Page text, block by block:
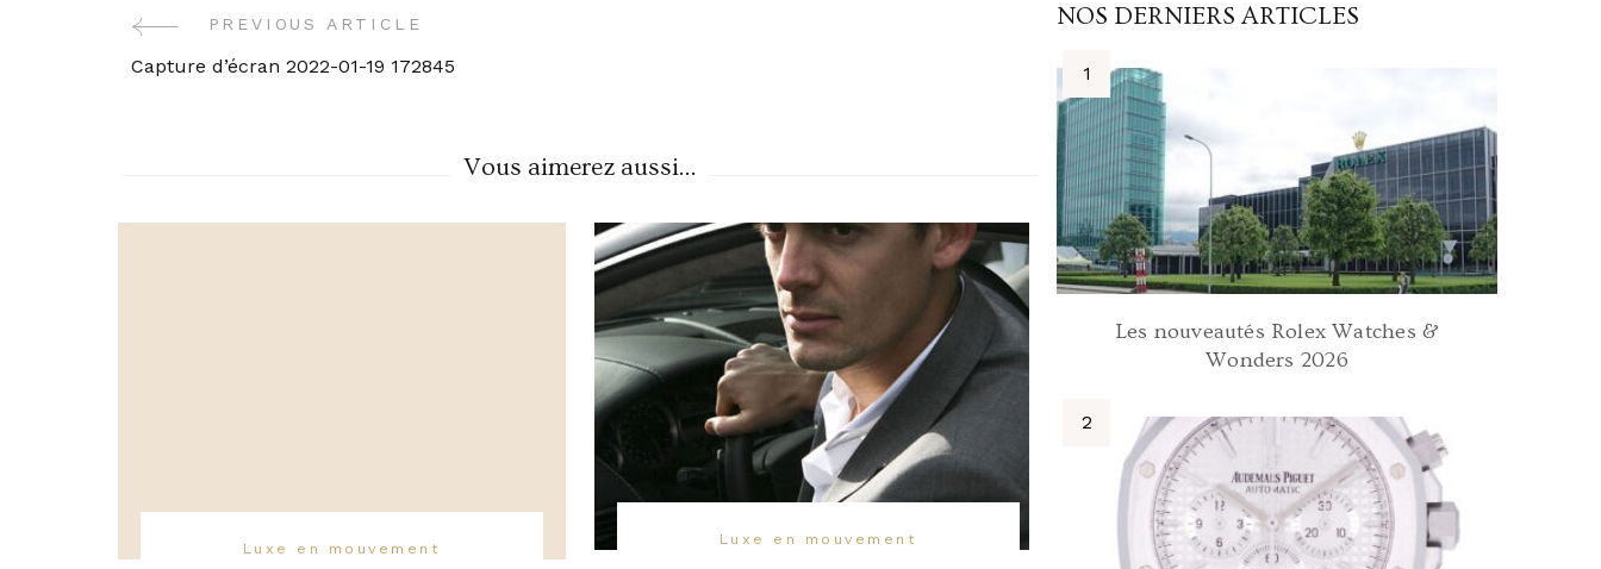
Post
PREVIOUS ARTICLE
Capture d’écran 2022-01-19 172845
Vous aimerez aussi...
Luxe en mouvement
Luxe en mouvement
NOS DERNIERS ARTICLES
Les nouveautés Rolex Watches &
Wonders 2026